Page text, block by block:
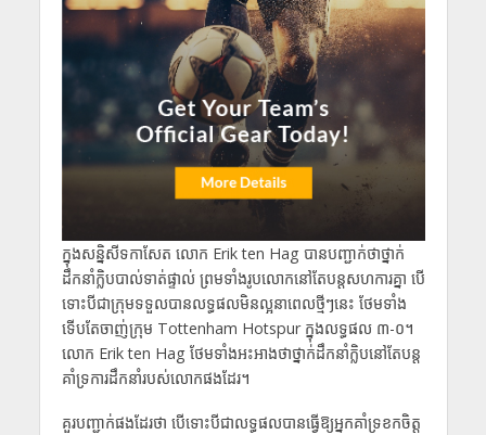
ក្នុងសន្និសីទកាសែត លោក Erik ten Hag បានបញ្ជាក់ថាថ្នាក់
ដឹកនាំក្លិបបាល់ទាត់ផ្ទាល់ ព្រមទាំងរូបលោកនៅតែបន្តសហការគ្នា បើ
ទោះបីជាក្រុមទទួលបានលទ្ធផលមិនល្អនាពេលថ្មីៗនេះ ថែមទាំង
ទើបតែចាញ់ក្រុម Tottenham Hotspur ក្នុងលទ្ធផល ៣-០។
លោក Erik ten Hag ថែមទាំងអះអាងថាថ្នាក់ដឹកនាំក្លិបនៅតែបន្ត
គាំទ្រការដឹកនាំរបស់លោកផងដែរ។
គួរបញ្ជាក់ផងដែរថា បើទោះបីជាលទ្ធផលបានធ្វើឱ្យអ្នកគាំទ្រខកចិត្ត